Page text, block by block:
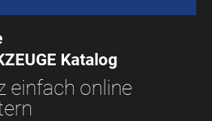
Katalog
einfach online